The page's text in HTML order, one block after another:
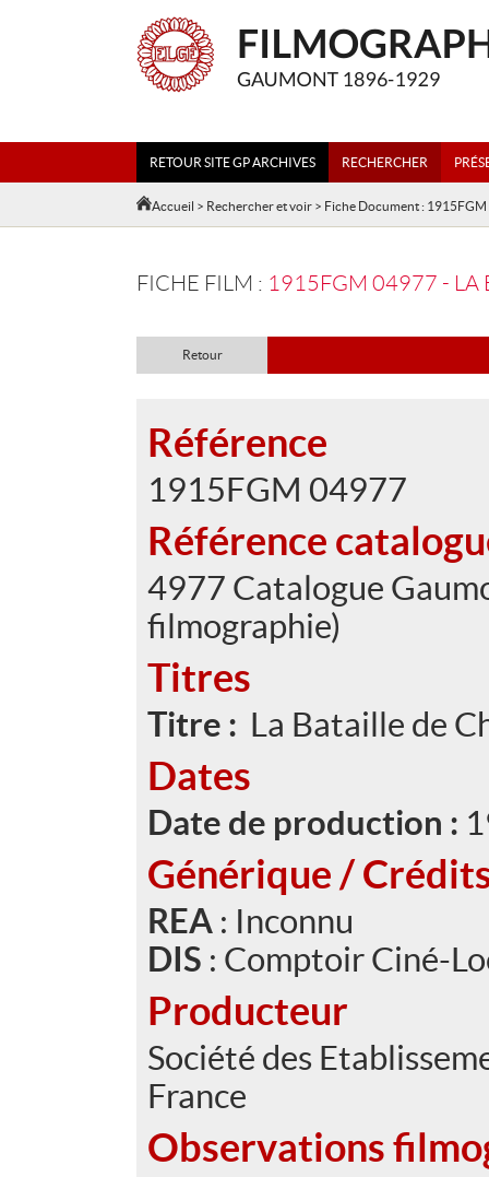
RETOUR SITE GP ARCHIVES RECHERCHER
Accueil > Rechercher et voir > Fiche Document :
FICHE FILM : 1915FGM 04977 - LA
Retour
Référence
1915FGM 04977
Référence
4977 Catalogue
filmographie)
Titres
Titre : La Bataille de
Dates
Date de production :
Générique /
REA : Inconnu
DIS : Comptoir Ciné-
Producteur
Société des
France
Observations